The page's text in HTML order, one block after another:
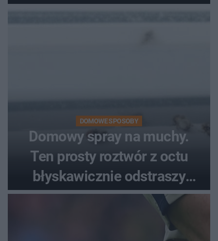
DOMOWE SPOSOBY
Domowy spray na muchy.
Ten prosty roztwór z octu
błyskawicznie odstraszy
uciążliwe owady